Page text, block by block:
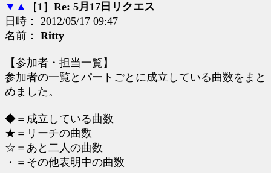
▼ ▲
［1］Re: 5月17日リクエス
日時： 2012/05/17 09:47
名前： Ritty
【参加者・担当一覧】
参加者の一覧とパートごとに成立している曲数をまと
めました。
◆＝成立している曲数
★＝リーチの曲数
☆＝あと二人の曲数
・＝その他表明中の曲数